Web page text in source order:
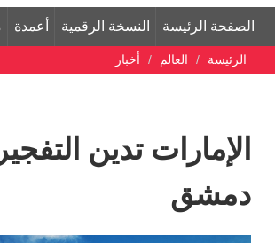
الصفحة الرئيسة النسخة الرقمية أعمدة
الرئيسة العالم أخبار
الإمارات تدين
دمشق